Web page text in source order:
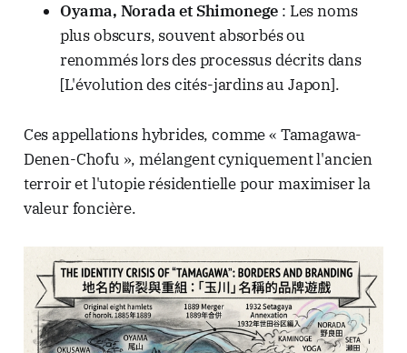
Oyama, Norada et Shimonege : Les noms
plus obscurs, souvent absorbés ou
renommés lors des processus décrits dans
[L'évolution des cités-jardins au Japon].
Ces appellations hybrides, comme « Tamagawa-
Denen-Chofu », mélangent cyniquement l'ancien
terroir et l'utopie résidentielle pour maximiser la
valeur foncière.